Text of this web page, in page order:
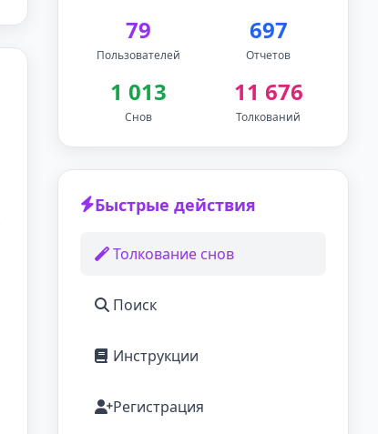
79
Пользователей
697
Отчетов
1 013
Снов
11 676
Толкований
Быстрые действия
Толкование снов
Поиск
Инструкции
Регистрация